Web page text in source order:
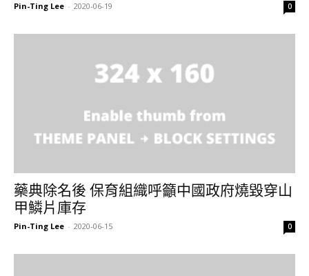
Pin-Ting Lee - 2020-06-19 0
藥典除名後 保育組織呼籲中國政府燒毀穿山
甲鱗片庫存
Pin-Ting Lee - 2020-06-15 0